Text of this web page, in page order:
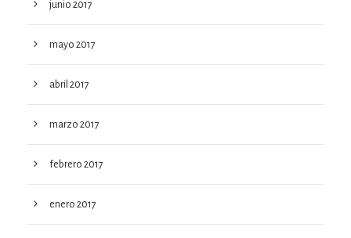
junio 2017
mayo 2017
abril 2017
marzo 2017
febrero 2017
enero 2017